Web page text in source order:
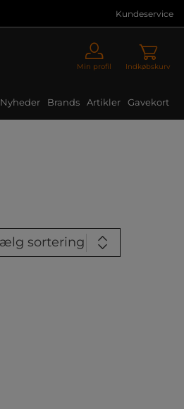
Kundeservice
Min profil Indkøbskurv
Nyheder Brands Artikler Gavekort
sortering